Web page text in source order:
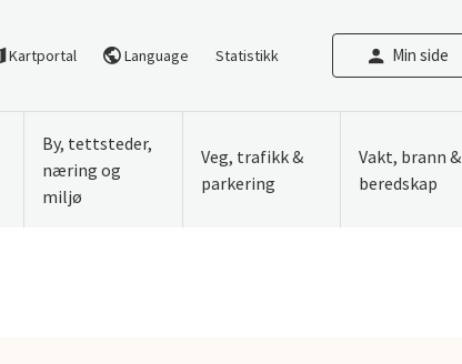
Kartportal Language Statistikk Min side
By, tettsteder,
næring og
miljø
Veg, trafikk &
parkering
Vakt, brann &
beredskap